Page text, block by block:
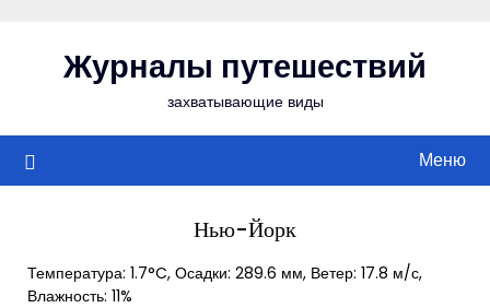
содержимомуЖурналы путешествий
захватывающие виды
Меню
Нью-Йорк
Температура: 1.7°C, Осадки: 289.6 мм, Ветер: 17.8 м/с,
Влажность: 11%